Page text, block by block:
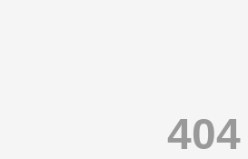
404